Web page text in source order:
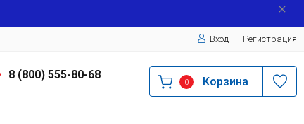
Вход Регистрация
8 (800) 555-80-68
0 Корзина